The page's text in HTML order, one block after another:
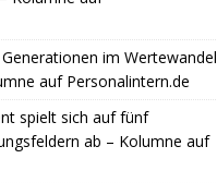
im Wertewandel
auf Personalintern.de
spielt sich auf fünf
ab – Kolumne auf